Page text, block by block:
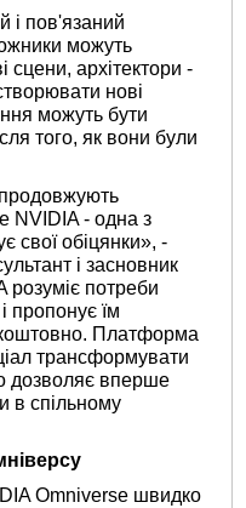
і пов'язаний
можуть
сцени, архітектори -
нові
можуть бути
того, як вони були
NVIDIA - одна з
свої обіцянки», -
і засновник
потреби
пропонує їм
Платформа
трансформувати
дозволяє вперше
в спільному
Omniverse швидко